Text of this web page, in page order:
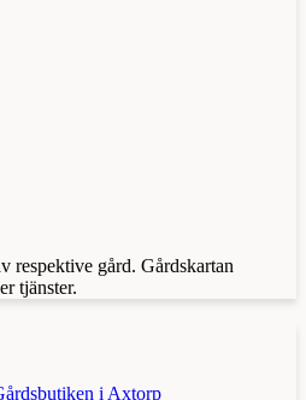
respektive gård. Gårdskartan
tjänster.